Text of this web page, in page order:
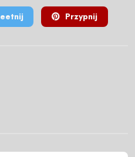
Przypnij